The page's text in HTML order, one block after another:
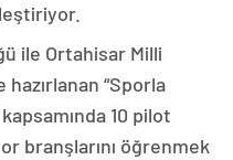
ile Ortahisar Milli
“Sporla
10 pilot
branşlarını öğrenmek